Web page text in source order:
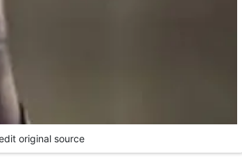
original source